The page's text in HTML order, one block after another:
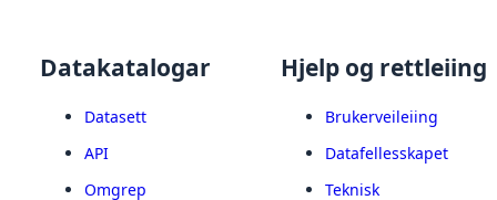
Datakatalogar
Datasett
API
Omgrep
Hjelp og rettleiing
Brukerveileiing
Datafellesskapet
Teknisk